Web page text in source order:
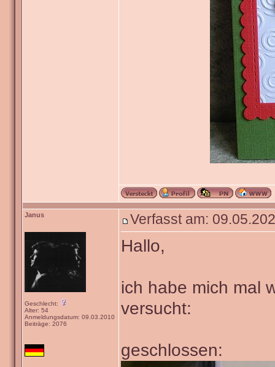
Janus
Geschlecht:
Alter: 54
Anmeldungsdatum: 09.03.2010
Beiträge: 2076
Verfasst am:
Hallo,
ich habe mich mal
versucht:
geschlossen: